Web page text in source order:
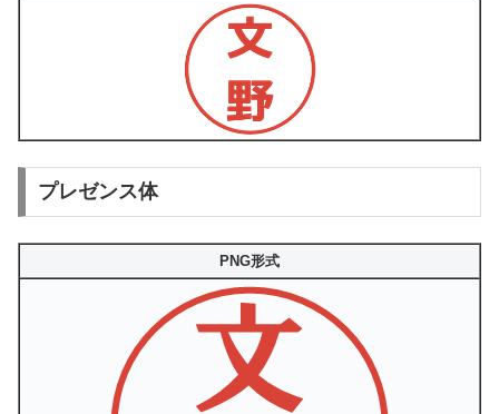
プレゼンス体
PNG形式